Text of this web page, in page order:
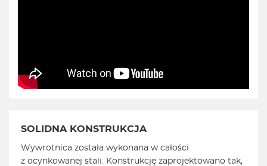
SOLIDNA KONSTRUKCJA
Wywrotnica została wykonana w całości
z ocynkowanej stali. Konstrukcję zaprojektowano tak,